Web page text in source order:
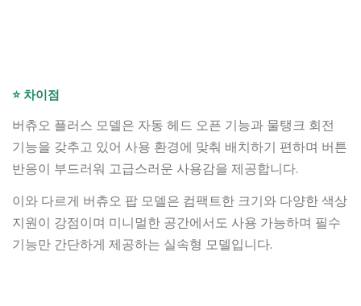
⭐ 차이점
버츄오 플러스 모델은 자동 헤드 오픈 기능과 물탱크 회전
기능을 갖추고 있어 사용 환경에 맞춰 배치하기 편하며 버튼
반응이 부드러워 고급스러운 사용감을 제공합니다.
이와 다르게 버츄오 팝 모델은 컴팩트한 크기와 다양한 색상
지원이 강점이며 미니멀한 공간에서도 사용 가능하며 필수
기능만 간단하게 제공하는 실속형 모델입니다.